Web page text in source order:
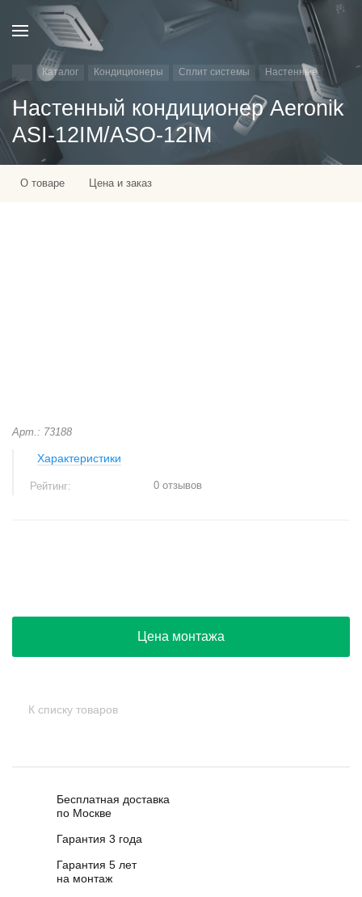
Каталог Кондиционеры Сплит системы Настенные
Настенный кондиционер Aeronik
ASI-12IM/ASO-12IM
О товаре Цена и заказ
Арт.: 73188
Характеристики
Рейтинг: 0 отзывов
Цена монтажа
К списку товаров
Бесплатная доставка
по Москве
Гарантия 3 года
Гарантия 5 лет
на монтаж